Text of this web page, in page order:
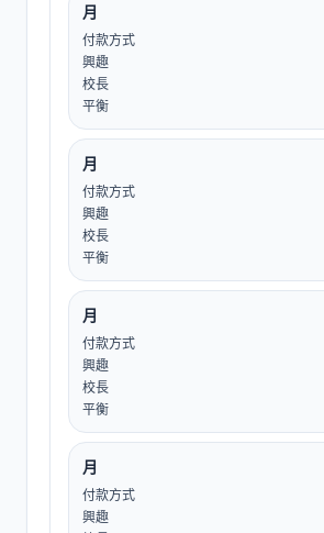
月
付款方式
興趣
校長
平衡
月
付款方式
興趣
校長
平衡
月
付款方式
興趣
校長
平衡
月
付款方式
興趣